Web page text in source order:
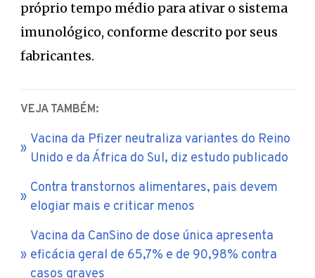
próprio tempo médio para ativar o sistema
imunológico, conforme descrito por seus
fabricantes.
VEJA TAMBÉM:
Vacina da Pfizer neutraliza variantes do Reino
Unido e da África do Sul, diz estudo publicado
Contra transtornos alimentares, pais devem
elogiar mais e criticar menos
Vacina da CanSino de dose única apresenta
eficácia geral de 65,7% e de 90,98% contra
casos graves